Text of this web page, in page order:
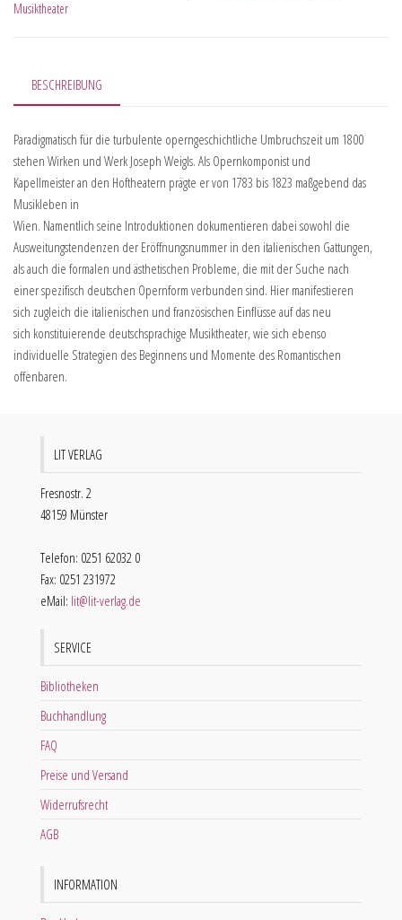
Musiktheater
BESCHREIBUNG
Paradigmatisch für die turbulente operngeschichtliche Umbruchszeit um 1800
stehen Wirken und Werk Joseph Weigls. Als Opernkomponist und
Kapellmeister an den Hoftheatern prägte er von 1783 bis 1823 maßgebend das
Musikleben in
Wien. Namentlich seine Introduktionen dokumentieren dabei sowohl die
Ausweitungstendenzen der Eröffnungsnummer in den italienischen Gattungen,
als auch die formalen und ästhetischen Probleme, die mit der Suche nach
einer spezifisch deutschen Opernform verbunden sind. Hier manifestieren
sich zugleich die italienischen und französischen Einflüsse auf das neu
sich konstituierende deutschsprachige Musiktheater, wie sich ebenso
individuelle Strategien des Beginnens und Momente des Romantischen
offenbaren.
LIT VERLAG
Fresnostr. 2
48159 Münster
Telefon: 0251 62032 0
Fax: 0251 231972
eMail: lit@lit-verlag.de
SERVICE
Bibliotheken
Buchhandlung
FAQ
Preise und Versand
Widerrufsrecht
AGB
INFORMATION